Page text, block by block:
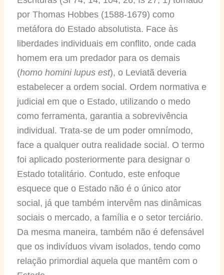
por Thomas Hobbes (1588-1679) como
metáfora do Estado absolutista. Face às
liberdades individuais em conflito, onde cada
homem era um predador para os demais
(homo homini lupus est), o Leviatã deveria
estabelecer a ordem social. Ordem normativa e
judicial em que o Estado, utilizando o medo
como ferramenta, garantia a sobrevivência
individual. Trata-se de um poder omnímodo,
face a qualquer outra realidade social. O termo
foi aplicado posteriormente para designar o
Estado totalitário. Contudo, este enfoque
esquece que o Estado não é o único ator
social, já que também intervêm nas dinâmicas
sociais o mercado, a família e o setor terciário.
Da mesma maneira, também não é defensável
que os indivíduos vivam isolados, tendo como
relação primordial aquela que mantêm com o